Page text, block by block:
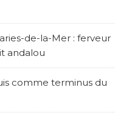
de-la-Mer : ferveur
andalou
comme terminus du